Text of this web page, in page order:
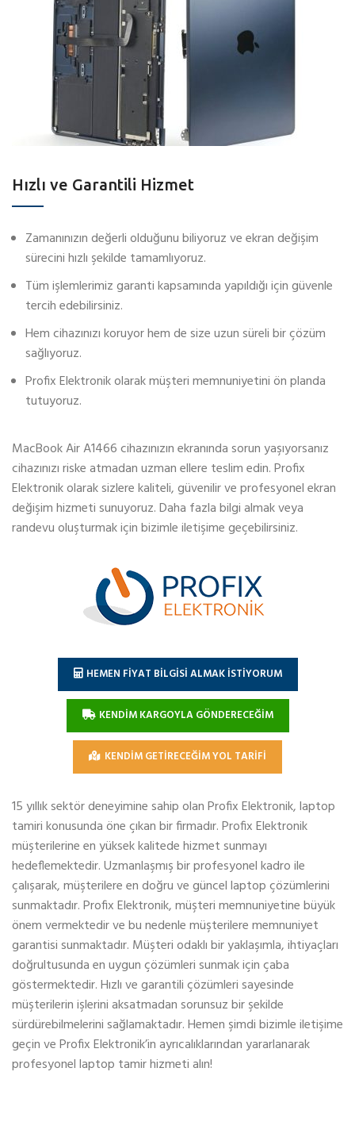
Hızlı ve Garantili Hizmet
Zamanınızın değerli olduğunu biliyoruz ve ekran değişim
sürecini hızlı şekilde tamamlıyoruz.
Tüm işlemlerimiz garanti kapsamında yapıldığı için güvenle
tercih edebilirsiniz.
Hem cihazınızı koruyor hem de size uzun süreli bir çözüm
sağlıyoruz.
Profix Elektronik olarak müşteri memnuniyetini ön planda
tutuyoruz.
MacBook Air A1466 cihazınızın ekranında sorun yaşıyorsanız
cihazınızı riske atmadan uzman ellere teslim edin. Profix
Elektronik olarak sizlere kaliteli, güvenilir ve profesyonel ekran
değişim hizmeti sunuyoruz. Daha fazla bilgi almak veya
randevu oluşturmak için bizimle iletişime geçebilirsiniz.
HEMEN FİYAT BİLGİSİ ALMAK İSTİYORUM
KENDİM KARGOYLA GÖNDERECEĞİM
KENDİM GETİRECEĞİM YOL TARİFİ
15 yıllık sektör deneyimine sahip olan Profix Elektronik, laptop
tamiri konusunda öne çıkan bir firmadır. Profix Elektronik
müşterilerine en yüksek kalitede hizmet sunmayı
hedeflemektedir. Uzmanlaşmış bir profesyonel kadro ile
çalışarak, müşterilere en doğru ve güncel laptop çözümlerini
sunmaktadır. Profix Elektronik, müşteri memnuniyetine büyük
önem vermektedir ve bu nedenle müşterilere memnuniyet
garantisi sunmaktadır. Müşteri odaklı bir yaklaşımla, ihtiyaçları
doğrultusunda en uygun çözümleri sunmak için çaba
göstermektedir. Hızlı ve garantili çözümleri sayesinde
müşterilerin işlerini aksatmadan sorunsuz bir şekilde
sürdürebilmelerini sağlamaktadır. Hemen şimdi bizimle iletişime
geçin ve Profix Elektronik’in ayrıcalıklarından yararlanarak
profesyonel laptop tamir hizmeti alın!